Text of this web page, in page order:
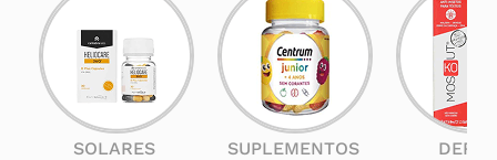
SOLARES SUPLEMENTOS